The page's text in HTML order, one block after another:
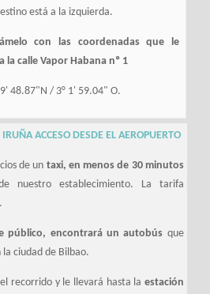
está a la izquierda.
con las coordenadas que le
la calle Vapor Habana nº 1
48.87"N / 3° 1' 59.04" O.
ACCESO DESDE EL AEROPUERTO
de un taxi, en menos de 30 minutos
nuestro establecimiento. La tarifa
público, encontrará un autobús que
ciudad de Bilbao.
recorrido y le llevará hasta la estación